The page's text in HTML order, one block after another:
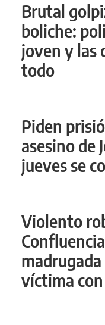
Brutal
boliche:
joven y las
todo
Piden
asesino de
jueves se
Violento
víctima